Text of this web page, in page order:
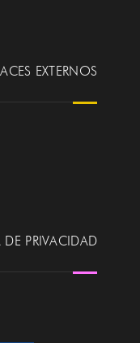
EXTERNOS
DE PRIVACIDAD